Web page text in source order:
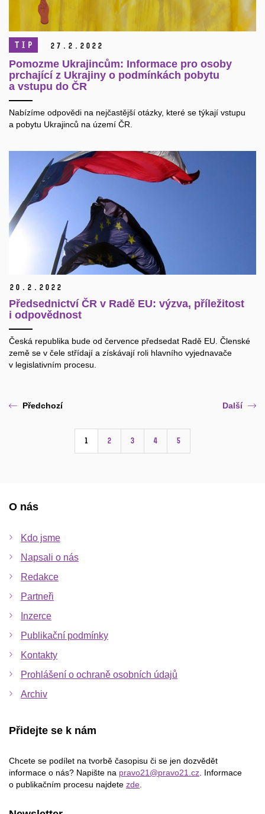
TIP 27. 2. 2022
Pomozme Ukrajincům: Informace pro osoby
prchající z Ukrajiny o podmínkách pobytu
a vstupu do ČR
Nabízíme odpovědi na nejčastější otázky, které se týkají vstupu
a pobytu Ukrajinců na území ČR.
20. 2. 2022
Předsednictví ČR v Radě EU: výzva, příležitost
i odpovědnost
Česká republika bude od července předsedat Radě EU. Členské
země se v čele střídají a získávají roli hlavního vyjednavače
v legislativním procesu.
Předchozí
1 2 3 4 5
Další
O nás
Kdo jsme
Napsali o nás
Redakce
Partneři
Inzerce
Publikační podmínky
Kontakty
Prohlášení o ochraně osobních údajů
Archiv
Přidejte se k nám
Chcete se podílet na tvorbě časopisu či se jen dozvědět
informace o nás? Napište na pravo21@pravo21.cz . Informace
o publikačním procesu najdete zde